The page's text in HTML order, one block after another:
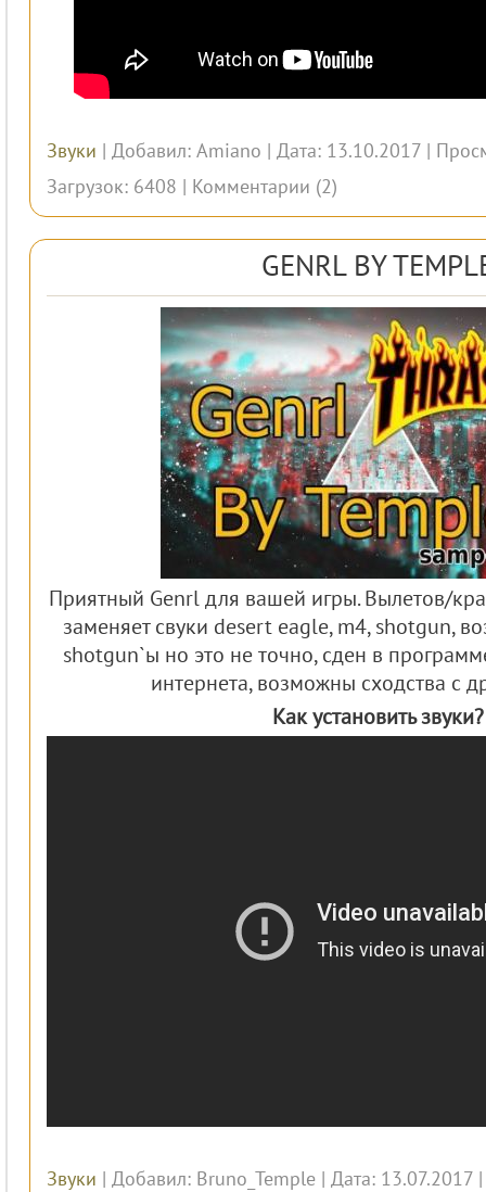
Звуки | Добавил: Amiano | Дата: 13.10.2017 |
Загрузок: 6408 | Комментарии (2)
GENRL BY
Приятный Genrl для вашей игры. Вылетов/
заменяет свуки desert eagle, m4, shotgun,
shotgun`ы но это не точно, сден в
интернета, возможны сходства с
Как установить звуки?
Звуки | Добавил: Bruno_Temple | Дата: 13.07.2017